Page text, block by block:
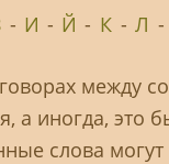
- И - Й - К - Л -
между
а иногда,
слова